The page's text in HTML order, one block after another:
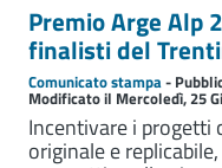
Premio Arge Alp
finalisti del
Comunicato stampa-
Modificato il Mercoledì, 25
Incentivare i progetti
originale e